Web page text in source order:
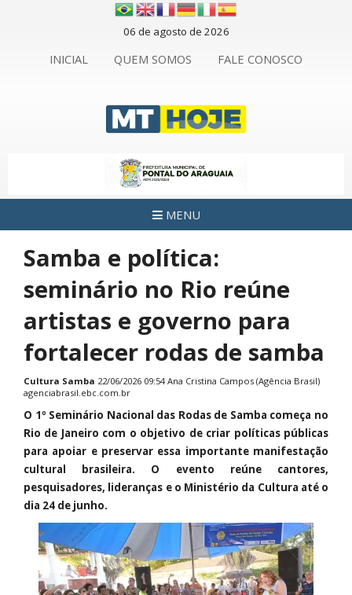
06 de agosto de 2026
INICIAL QUEM SOMOS FALE CONOSCO
MENU
Samba e política:
seminário no Rio reúne
artistas e governo para
fortalecer rodas de samba
Cultura Samba 22/06/2026 09:54 Ana Cristina Campos (Agência Brasil)
agenciabrasil.ebc.com.br
O 1º Seminário Nacional das Rodas de Samba começa no
Rio de Janeiro com o objetivo de criar políticas públicas
para apoiar e preservar essa importante manifestação
cultural brasileira. O evento reúne cantores,
pesquisadores, lideranças e o Ministério da Cultura até o
dia 24 de junho.